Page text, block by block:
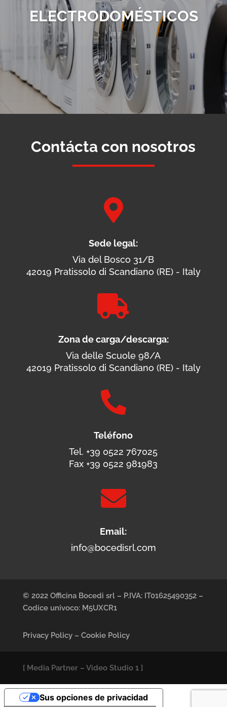
ELECTRO­DOMÉSTICOS
Contácta con nosotros

Sede legal:
Via del Bosco 31/B
42019 Pratissolo di Scandiano (RE) - Italy

Zona de carga/descarga:
Via delle Scuole 98/A
42019 Pratissolo di Scandiano (RE) - Italy

Teléfono
Tel. +39 0522 767025
Fax +39 0522 981983

Email:
info@bocedisrl.com
© 2022 Officina Bocedi srl – P.IVA: IT01625490352 –
Codice univoco: M5UXCR1
Privacy Policy– Cookie Policy
[ Media Partner– Video Studio 1]
Sus opciones de privacidad